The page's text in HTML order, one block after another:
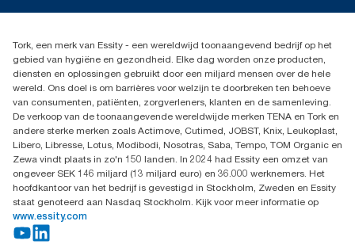
Dispenserklacht
02 766 05 30
Essity Belgium NV
Berkenlaan 8B
1831 MACHELEN
Tork, een merk van Essity - een wereldwijd toonaangevend bedrijf op het
gebied van hygiëne en gezondheid. Elke dag worden onze producten,
diensten en oplossingen gebruikt door een miljard mensen over de hele
wereld. Ons doel is om barrières voor welzijn te doorbreken ten behoeve
van consumenten, patiënten, zorgverleners, klanten en de samenleving.
De verkoop van de toonaangevende wereldwijde merken TENA en Tork en
andere sterke merken zoals Actimove, Cutimed, JOBST, Knix, Leukoplast,
Libero, Libresse, Lotus, Modibodi, Nosotras, Saba, Tempo, TOM Organic en
Zewa vindt plaats in zo'n 150 landen. In 2024 had Essity een omzet van
ongeveer SEK 146 miljard (13 miljard euro) en 36.000 werknemers. Het
hoofdkantoor van het bedrijf is gevestigd in Stockholm, Zweden en Essity
staat genoteerd aan Nasdaq Stockholm. Kijk voor meer informatie op
www.essity.com